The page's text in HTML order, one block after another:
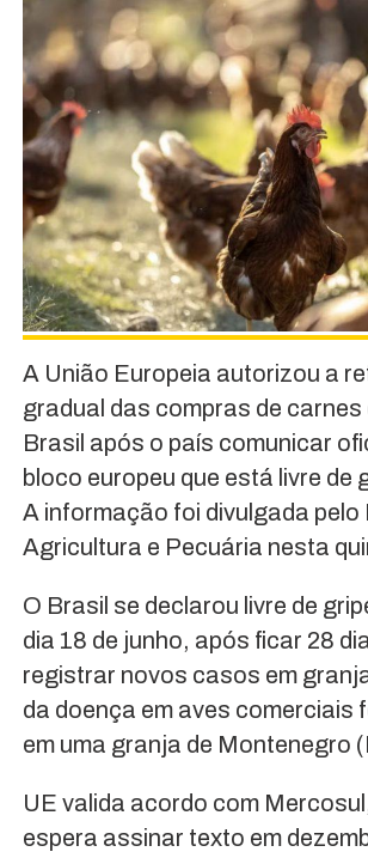
A União Europeia autorizou a
gradual das compras de carnes
Brasil após o país comunicar
bloco europeu que está livre de
A informação foi divulgada pelo
Agricultura e Pecuária nesta
O Brasil se declarou livre de
dia 18 de junho, após ficar 28
registrar novos casos em
da doença em aves comerciais
em uma granja de Montenegro
UE valida acordo com
espera assinar texto em